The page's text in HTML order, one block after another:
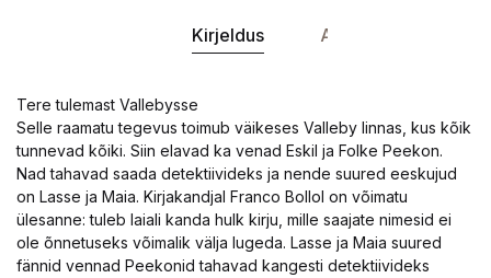
Kirjeldus Andmed
Tere tulemast Vallebysse
Selle raamatu tegevus toimub väikeses Valleby linnas, kus kõik
tunnevad kõiki. Siin elavad ka venad Eskil ja Folke Peekon.
Nad tahavad saada detektiivideks ja nende suured eeskujud
on Lasse ja Maia. Kirjakandjal Franco Bollol on võimatu
ülesanne: tuleb laiali kanda hulk kirju, mille saajate nimesid ei
ole õnnetuseks võimalik välja lugeda. Lasse ja Maia suured
fännid vennad Peekonid tahavad kangesti detektiivideks